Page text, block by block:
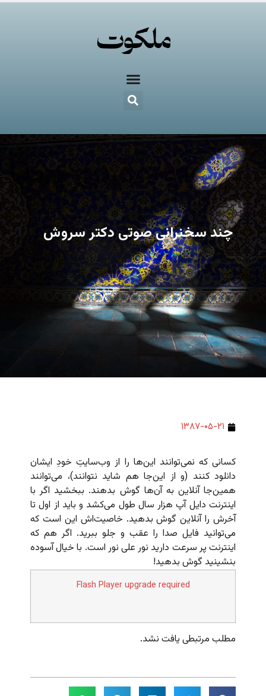
چند سخنرانی صوتی دکتر سروش
۱۳۸۷-۰۵-۲۱
کسانی که نمی‌توانند این‌ها را از وب‌سایتِ خودِ ایشان
دانلود کنند (و از این‌جا هم شاید نتوانند)، می‌توانند
همین‌جا آنلاین به آن‌ها گوش بدهند. ببخشید اگر با
اینترنت دایل آپ هزار سال طول می‌کشد و باید از اول تا
آخرش را آنلاین گوش بدهید. خاصیت‌اش این است که
می‌توانید فایل صدا را عقب و جلو ببرید. اگر هم که
اینترنت پر سرعت دارید نور علی نور است. با خیال آسوده
بنشینید گوش بدهید!
Flash Player upgrade required
مطلب مرتبطی یافت نشد.